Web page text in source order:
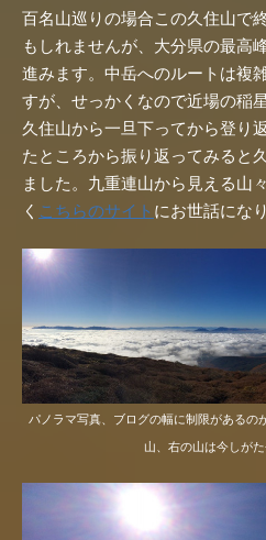
百名山巡りの場合この久住山で
もしれませんが、大分県の最高
進みます。中岳へのルートは複
すが、せっかくなので近場の稲
久住山から一旦下ってから登り
たところから振り返ってみると
ました。九重連山から見える山
く こちらのサイト にお世話にな
パノラマ写真、ブログの幅に制限があるの
山、右の山は今しがた